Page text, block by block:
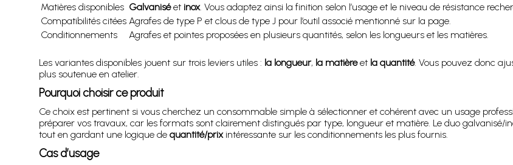
Matières disponibles Galvaniséet inox. Vous adaptez ainsi la finition selon l’usage et le niveau de résistance
Compatibilités citées Agrafes de type P et clous de type J pour l’outil associé mentionné sur la page.
Conditionnements
Agrafes et pointes proposées en plusieurs quantités, selon les longueurs et les matières.
Les variantes disponibles jouent sur trois leviers utiles : la longueur, la matièreet la quantité. Vous pouvez donc
plus soutenue en atelier.
Pourquoi choisir ce produit
Ce choix est pertinent si vous cherchez un consommable simple à sélectionner et cohérent avec un usage
préparer vos travaux, car les formats sont clairement distingués par type, longueur et matière. Le duo galvanisé/
tout en gardant une logique de quantité/prixintéressante sur les conditionnements les plus fournis.
Cas d’usage